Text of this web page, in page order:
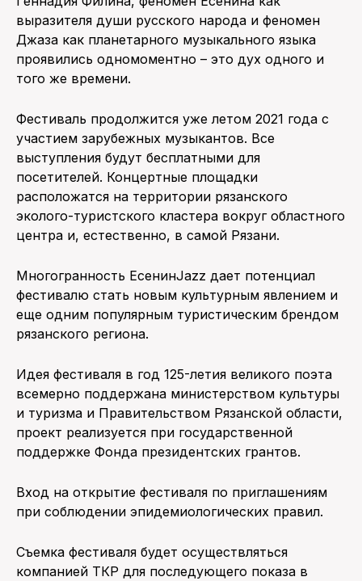
выразителя души русского народа и феномен
Джаза как планетарного музыкального языка
проявились одномоментно – это дух одного и
того же времени.
Фестиваль продолжится уже летом 2021 года с
участием зарубежных музыкантов. Все
выступления будут бесплатными для
посетителей. Концертные площадки
расположатся на территории рязанского
эколого-туристского кластера вокруг областного
центра и, естественно, в самой Рязани.
Многогранность ЕсенинJazz дает потенциал
фестивалю стать новым культурным явлением и
еще одним популярным туристическим брендом
рязанского региона.
Идея фестиваля в год 125-летия великого поэта
всемерно поддержана министерством культуры
и туризма и Правительством Рязанской области,
проект реализуется при государственной
поддержке Фонда президентских грантов.
Вход на открытие фестиваля по приглашениям
при соблюдении эпидемиологических правил.
Съемка фестиваля будет осуществляться
компанией ТКР для последующего показа в